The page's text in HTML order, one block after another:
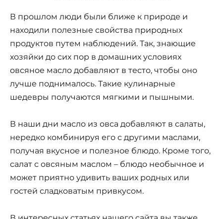
В прошлом люди были ближе к природе и
находили полезные свойства природных
продуктов путем наблюдений. Так, знающие
хозяйки до сих пор в домашних условиях
овсяное масло добавляют в тесто, чтобы оно
лучше поднималось. Такие кулинарные
шедевры получаются мягкими и пышными.
В наши дни масло из овса добавляют в салаты,
нередко комбинируя его с другими маслами,
получая вкусное и полезное блюдо. Кроме того,
салат с овсяным маслом – блюдо необычное и
может приятно удивить ваших родных или
гостей сладковатым привкусом.